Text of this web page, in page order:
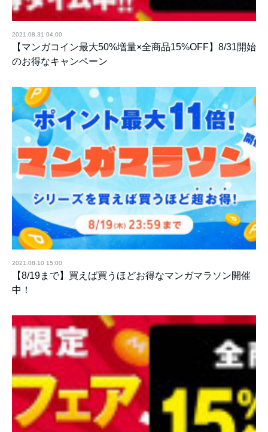
2021.08.31 04:00
【マンガコイン最大50%増量×全商品15%OFF】8/31開始
のお得なキャンペーン
2021.08.10 15:00
【8/19まで】買えば買うほどお得なマンガマラソン開催
中！